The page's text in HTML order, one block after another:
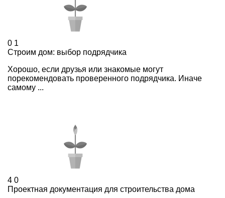
0 1
Строим дом: выбор подрядчика
Хорошо, если друзья или знакомые могут
порекомендовать проверенного подрядчика. Иначе
самому ...
4 0
Проектная документация для строительства дома